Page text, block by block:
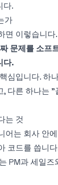
다.
가
면 이렇습니다.
문제를 소프
다.
심입니다. 하
다른 하나는
는 것
어는 회사 안
코드를 씁니
PM과 세일즈